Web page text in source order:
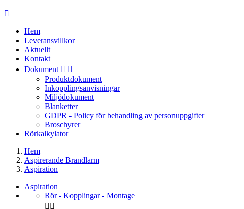

Hem
Leveransvillkor
Aktuellt
Kontakt
Dokument  
Produktdokument
Inkopplingsanvisningar
Miljödokument
Blanketter
GDPR - Policy för behandling av personuppgifter
Broschyrer
Rörkalkylator
Hem
Aspirerande Brandlarm
Aspiration
Aspiration
Rör - Kopplingar - Montage
 